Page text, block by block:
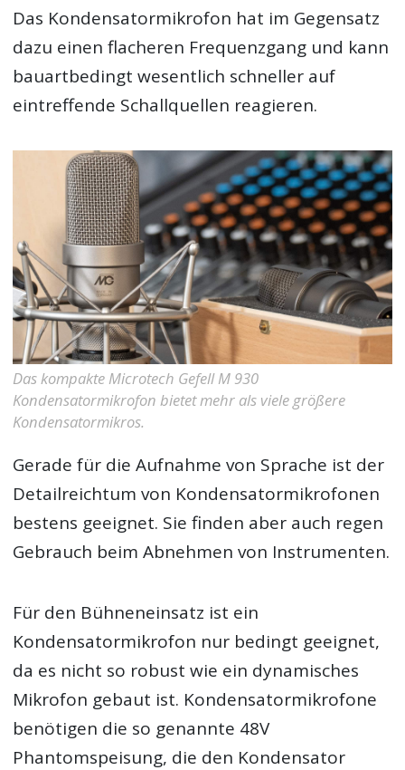
Das Kondensatormikrofon hat im Gegensatz
dazu einen flacheren Frequenzgang und kann
bauartbedingt wesentlich schneller auf
eintreffende Schallquellen reagieren.
Das kompakte Microtech Gefell M 930
Kondensatormikrofon bietet mehr als viele größere
Kondensatormikros.
Gerade für die Aufnahme von Sprache ist der
Detailreichtum von Kondensatormikrofonen
bestens geeignet. Sie finden aber auch regen
Gebrauch beim Abnehmen von Instrumenten.
Für den Bühneneinsatz ist ein
Kondensatormikrofon nur bedingt geeignet,
da es nicht so robust wie ein dynamisches
Mikrofon gebaut ist. Kondensatormikrofone
benötigen die so genannte 48V
Phantomspeisung, die den Kondensator